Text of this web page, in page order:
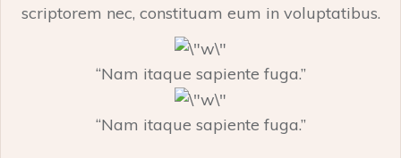
scriptorem nec, constituam eum in voluptatibus.
“Nam itaque sapiente fuga.”
“Nam itaque sapiente fuga.”